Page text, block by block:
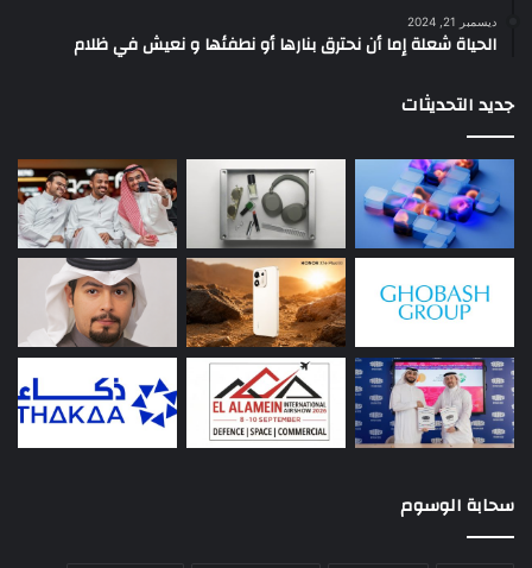
ديسمبر 21, 2024
الحياة شعلة إما أن نحترق بنارها أو نطفئها و نعيش في ظلام
جديد التحديثات
سحابة الوسوم